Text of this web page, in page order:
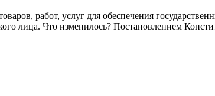
работ, услуг для обеспечения
лица. Что изменилось? Постановлением